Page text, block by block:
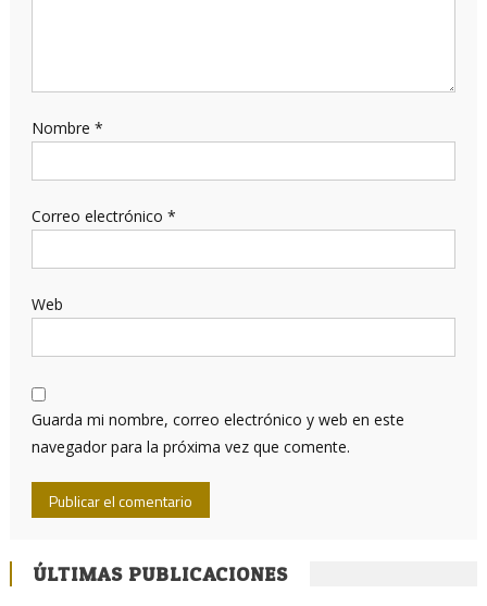
Nombre *
Correo electrónico *
Web
Guarda mi nombre, correo electrónico y web en este
navegador para la próxima vez que comente.
ÚLTIMAS PUBLICACIONES